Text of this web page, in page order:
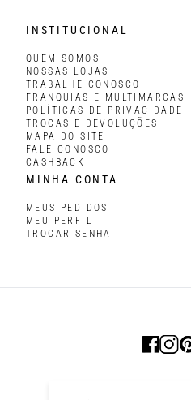
INSTITUCIONAL
QUEM SOMOS
NOSSAS LOJAS
TRABALHE CONOSCO
FRANQUIAS E MULTIMARCAS
POLÍTICAS DE PRIVACIDADE
TROCAS E DEVOLUÇÕES
MAPA DO SITE
FALE CONOSCO
CASHBACK
MINHA CONTA
MEUS PEDIDOS
MEU PERFIL
TROCAR SENHA